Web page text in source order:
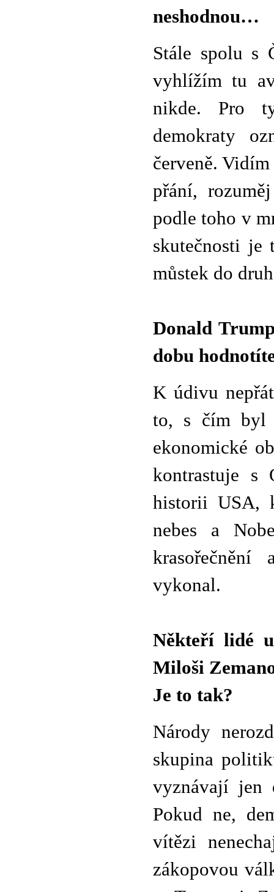
neshodnou…
Stále spolu s
vyhlížím tu
nikde. Pro
demokraty
červeně.
přání,
podle toho v
skutečnosti je
můstek do
Donald
dobu
K údivu
to, s čím byl
ekonomické
kontrastuje s
historii USA,
nebes a
vykonal.
Někteří lidé
Miloši
Je to tak?
Národy
skupina
vyznávají jen
Pokud ne,
vítězi
zákopovou